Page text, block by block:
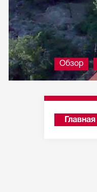
Обзор
Главная